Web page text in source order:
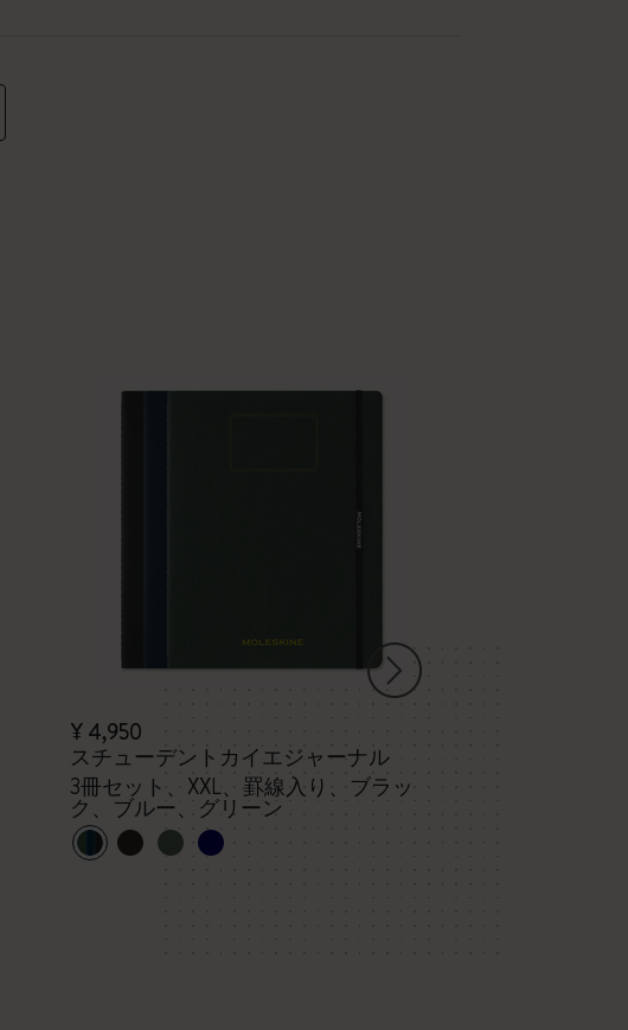
¥ 4,950
スチューデントカイエジャーナル
3冊セット、XXL、罫線入り、ブラッ
ク、ブルー、グリーン